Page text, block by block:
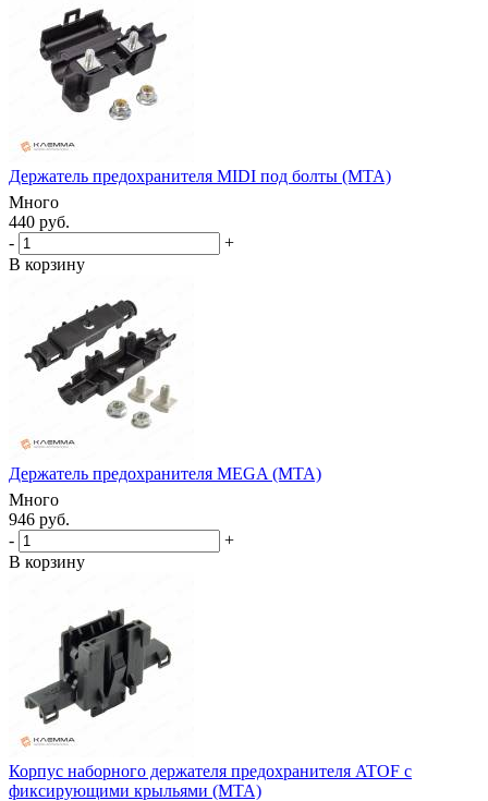
Держатель предохранителя MIDI под болты (MTA)
Много
440 руб.
-
+
В корзину
Держатель предохранителя MEGA (MTA)
Много
946 руб.
-
+
В корзину
Корпус наборного держателя предохранителя ATOF с
фиксирующими крыльями (MTA)